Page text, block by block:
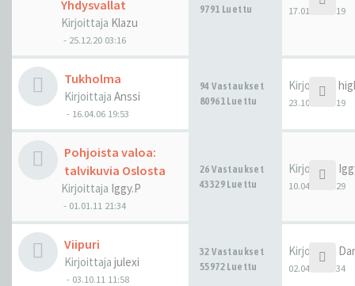
Yhdysvallat
Kirjoittaja Klazu
- 25.12.20 03:16
9791 Luettu
17.01.22 05:19
Tukholma
Kirjoittaja Anssi
- 16.04.06 19:53
94 Vastaukset
80961 Luettu
Kirjoittaja
23.10.21 16:19
Pohjoista valoa:
talvikuvia Oslosta
Kirjoittaja Iggy.P
- 01.01.11 21:34
26 Vastaukset
43329 Luettu
Kirjoittaja
10.04.21 11:29
Viipuri
Kirjoittaja julexi
- 03.10.11 11:58
32 Vastaukset
55972 Luettu
Kirjoittaja
02.04.21 14:34